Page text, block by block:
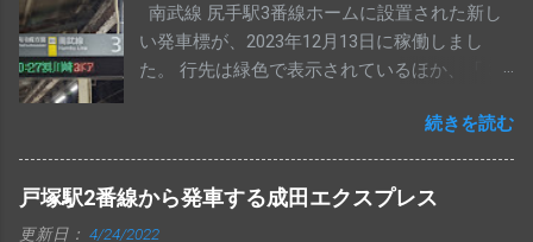
南武線 尻手駅3番線ホームに設置された新し
い発車標が、2023年12月13日に稼働しまし
た。 行先は緑色で表示されているほか、「 3
示から左下に1ドットずつ寄っています。 尻手
駅発車標「 4ドア 」の表示です。 こちらも他
駅のものから、1ドットずつ左下に寄っていま
す。 南武線 尻手駅の上りコンコース発車標
続きを読む
戸塚駅2番線から発車する成田エクスプレス
更新日： 4/24/2022